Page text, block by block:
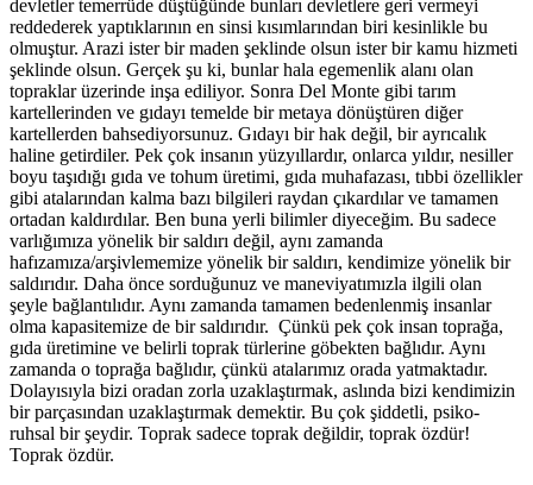
devletler temerrüde düştüğünde bunları devletlere geri vermeyi
reddederek yaptıklarının en sinsi kısımlarından biri kesinlikle bu
olmuştur. Arazi ister bir maden şeklinde olsun ister bir kamu hizmeti
şeklinde olsun. Gerçek şu ki, bunlar hala egemenlik alanı olan
topraklar üzerinde inşa ediliyor. Sonra Del Monte gibi tarım
kartellerinden ve gıdayı temelde bir metaya dönüştüren diğer
kartellerden bahsediyorsunuz. Gıdayı bir hak değil, bir ayrıcalık
haline getirdiler. Pek çok insanın yüzyıllardır, onlarca yıldır, nesiller
boyu taşıdığı gıda ve tohum üretimi, gıda muhafazası, tıbbi özellikler
gibi atalarından kalma bazı bilgileri raydan çıkardılar ve tamamen
ortadan kaldırdılar. Ben buna yerli bilimler diyeceğim. Bu sadece
varlığımıza yönelik bir saldırı değil, aynı zamanda
hafızamıza/arşivlememize yönelik bir saldırı, kendimize yönelik bir
saldırıdır. Daha önce sorduğunuz ve maneviyatımızla ilgili olan
şeyle bağlantılıdır. Aynı zamanda tamamen bedenlenmiş insanlar
olma kapasitemize de bir saldırıdır. Çünkü pek çok insan toprağa,
gıda üretimine ve belirli toprak türlerine göbekten bağlıdır. Aynı
zamanda o toprağa bağlıdır, çünkü atalarımız orada yatmaktadır.
Dolayısıyla bizi oradan zorla uzaklaştırmak, aslında bizi kendimizin
bir parçasından uzaklaştırmak demektir. Bu çok şiddetli, psiko-
ruhsal bir şeydir. Toprak sadece toprak değildir, toprak özdür!
Toprak özdür.